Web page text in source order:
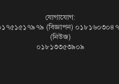
যোগাযোগ:
(বিজ্ঞাপন)
(নিউজ)
০১৮১৩৩৫৩৯০৯